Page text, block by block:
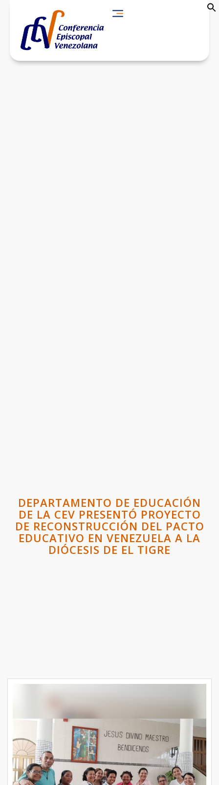
DEPARTAMENTO DE EDUCACIÓN
DE LA CEV PRESENTÓ PROYECTO
DE RECONSTRUCCIÓN DEL PACTO
EDUCATIVO EN VENEZUELA A LA
DIÓCESIS DE EL TIGRE